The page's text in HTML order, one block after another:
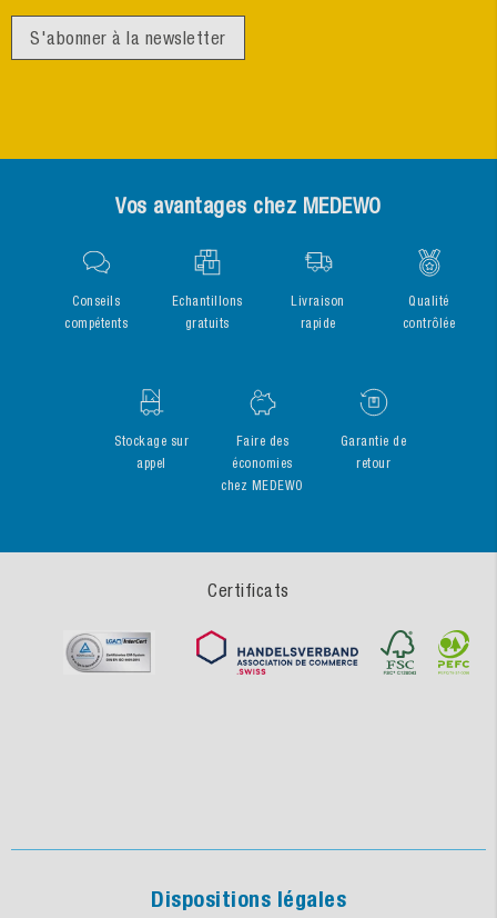
S'abonner à la newsletter
Vos avantages chez MEDEWO
Conseils
compétents
Echantillons
gratuits
Livraison
rapide
Qualité
contrôlée
Stockage sur
appel
Faire des
économies
chez MEDEWO
Garantie de
retour
Certificats
Dispositions légales